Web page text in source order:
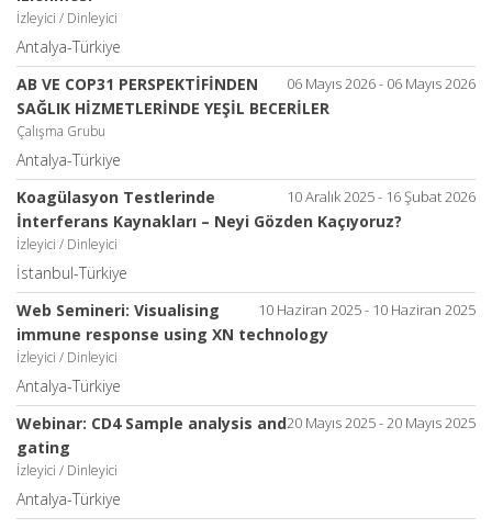
İzleyici / Dinleyici
Antalya-Türkiye
06 Mayıs 2026 - 06 Mayıs 2026
AB VE COP31 PERSPEKTİFİNDEN
SAĞLIK HİZMETLERİNDE YEŞİL BECERİLER
Çalışma Grubu
Antalya-Türkiye
10 Aralık 2025 - 16 Şubat 2026
Koagülasyon Testlerinde
İnterferans Kaynakları – Neyi Gözden Kaçıyoruz?
İzleyici / Dinleyici
İstanbul-Türkiye
10 Haziran 2025 - 10 Haziran 2025
Web Semineri: Visualising
immune response using XN technology
İzleyici / Dinleyici
Antalya-Türkiye
20 Mayıs 2025 - 20 Mayıs 2025
Webinar: CD4 Sample analysis and
gating
İzleyici / Dinleyici
Antalya-Türkiye